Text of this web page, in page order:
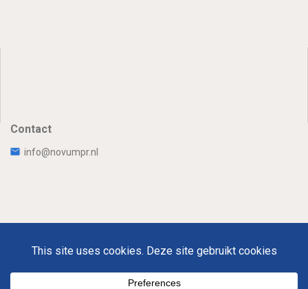
Contact
info@novumpr.nl